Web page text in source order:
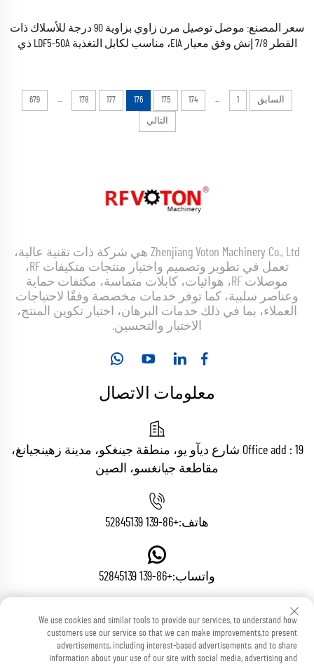
سعر المصنع: موصل توصيل مرن زاوي بزاوية 90 درجة للأسلاك ذات
القطر 7/8 إنش وفق معيار EIA، مناسب لكابل التغذية LDF5-50A ذي
السابق 1
...
174
175
176
177
178
...
679
التالي
Zhenjiang Voton Machinery Co., Ltd هي شركة ذات تقنية عالية،
تعمل في تطوير وتصميم واختبار منتجات متكيفات RF،
موصلات RF، هوائيات، كابلات متماسة، مكثفات حماية
وعناصر سلبية، كما توفر خدمات مخصصة وفقًا لاحتياجات
العملاء، بما في ذلك خدمات البرهان، اختيار تكوين المنتج،
الاختبار والتحسين.
معلومات الاتصال
Office add : 19 شارع ديآو يو، منطقة جينغكو، مدينة زهينجيانغ،
مقاطعة جيانغسو، الصين
هاتف:+86-139 52845139
واتساب:+86-139 52845139
البريد الإلكتروني:[email protected]
We use cookies and similar tools to provide our services, to understand how
customers use our service so that we can make improvements,to present
advertisements, including interest-based advertisements, and to share
information about your use of our site with social media, advertising and